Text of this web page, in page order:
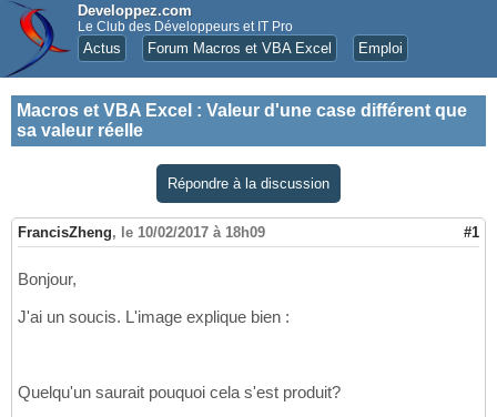
Developpez.com
Le Club des Développeurs et IT Pro
Actus Forum Macros et VBA Excel Emploi
Macros et VBA Excel : Valeur d'une case différent que
sa valeur réelle
Répondre à la discussion
FrancisZheng, le 10/02/2017 à 18h09 #1
Bonjour,
J'ai un soucis. L'image explique bien :
Quelqu'un saurait pouquoi cela s'est produit?